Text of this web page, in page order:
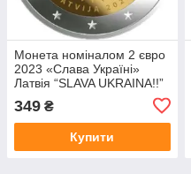
Монета номіналом 2 євро
2023 «Слава Україні»
Латвія “SLAVA UKRAINA!!”
349 ₴
Купити